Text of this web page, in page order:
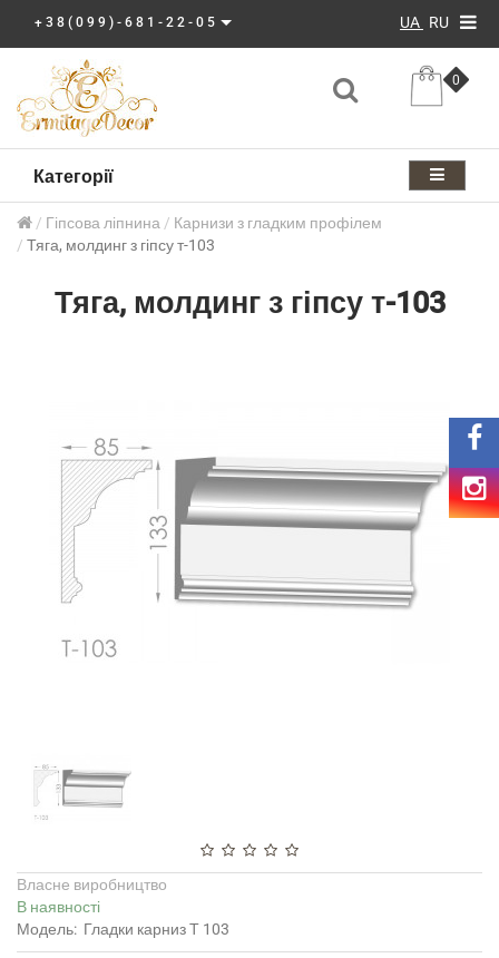
+38(099)-681-22-05 UA RU
0
Категорії
Гіпсова ліпнина
Карнизи з гладким профілем
Тяга, молдинг з гіпсу т-103
Тяга, молдинг з гіпсу т-103
Власне виробництво
В наявності
Модель: Гладки карниз Т 103